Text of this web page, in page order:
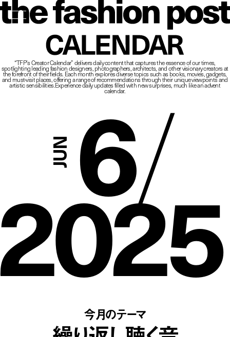
CALENDAR
“TFP’s Creator Calendar” delivers daily content that captures the essence of our times,
spotlighting leading fashion designers, photographers, architects, and other visionary creators at
the forefront of their fields.Each month explores diverse topics such as books, movies, gadgets,
and must-visit places,offering a range of recommendations through their unique viewpoints and
artistic sensibilities.Experience daily updates filled with new surprises, much like an advent
calendar.
6/
今月のテーマ